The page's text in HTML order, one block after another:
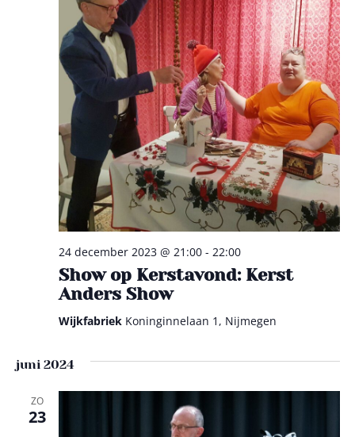
Show op Kerstavond: Kerst
Anders Show
24 december 2023 @ 21:00- 22:00
Wijkfabriek Koninginnelaan 1, Nijmegen
juni 2024
ZO
23